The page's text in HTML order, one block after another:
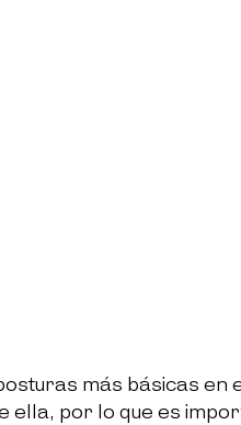
más básicas en
ella, por lo que es